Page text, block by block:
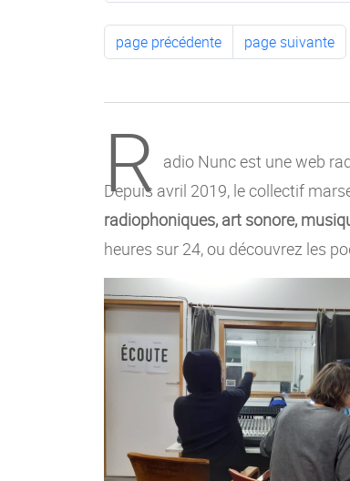
page précédente page suivante
R adio Nunc est une web
Depuis avril 2019, le collectif
radiophoniques, art sonore,
heures sur 24, ou découvrez les